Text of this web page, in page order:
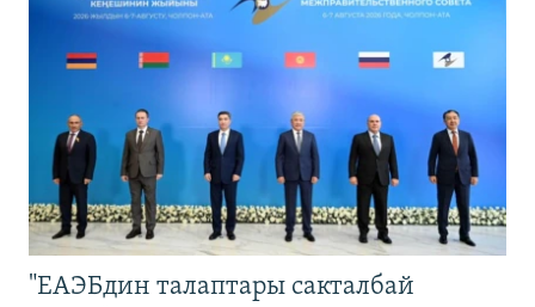
"ЕАЭБдин талаптары сакталбай